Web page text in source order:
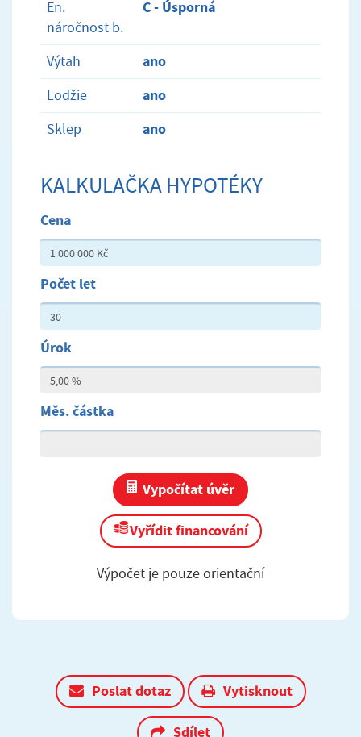
En.
náročnost b.
C - Úsporná
Výtah ano
Lodžie ano
Sklep ano
KALKULAČKA HYPOTÉKY
Cena
Počet let
Úrok
Měs. částka
Vypočítat úvěr
Vyřídit financování
Výpočet je pouze orientační
Poslat dotaz Vytisknout
Sdílet